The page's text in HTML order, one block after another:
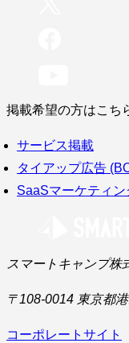
掲載希望の方はこち
サービス掲載
タイアップ広告
SaaSマーケティ
スマートキャンプ株
〒108-0014 東京都
コーポレートサイト